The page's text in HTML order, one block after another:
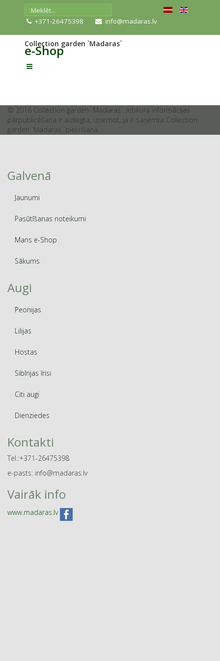
+371-26475398 info@madaras.lv
e-Shop
Collection garden `Madaras`
© 2016 Collection garden `Madaras`. Jebkura informācijas
pārpublicēšana ir aizliegta, izņemot, ja ir saņemta Collection
garden `Madaras `piekrišana.
Galvenā
Jaunumi
Pasūtīšanas noteikumi
Mans e-Shop
Sākums
Augi
Peonijas
Lilijas
Hostas
Sibīrijas īrisi
Citi augi
Dienziedes
Kontakti
Tel.:+371-26475398
e-pasts: info@madaras.lv
Vairāk info
www.madaras.lv